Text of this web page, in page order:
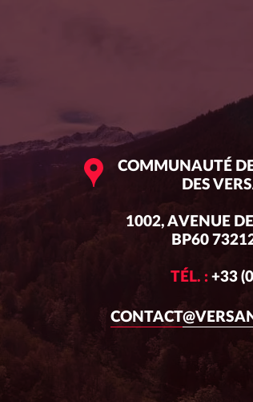
COMMUNAUTÉ
DES
1002, AVENUE
BP60
TÉL. : +33